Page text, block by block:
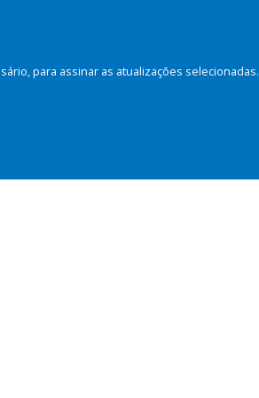
para assinar as atualizações selecionadas.